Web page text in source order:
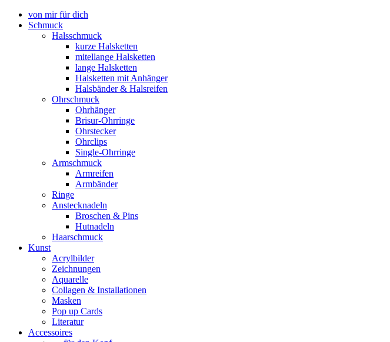
von mir für dich
Schmuck
Halsschmuck
kurze Halsketten
mitellange Halsketten
lange Halsketten
Halsketten mit Anhänger
Halsbänder & Halsreifen
Ohrschmuck
Ohrhänger
Brisur-Ohrringe
Ohrstecker
Ohrclips
Single-Ohrringe
Armschmuck
Armreifen
Armbänder
Ringe
Anstecknadeln
Broschen & Pins
Hutnadeln
Haarschmuck
Kunst
Acrylbilder
Zeichnungen
Aquarelle
Collagen & Installationen
Masken
Pop up Cards
Literatur
Accessoires